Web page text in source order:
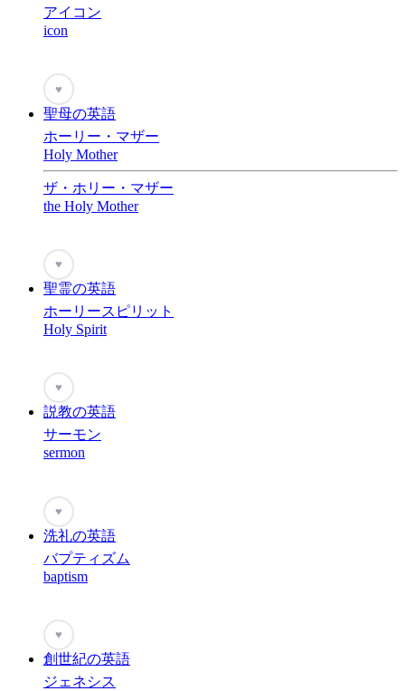
アイコン
icon
♥
聖母の英語
ホーリー・マザー
Holy Mother
ザ・ホリー・マザー
the Holy Mother
♥
聖霊の英語
ホーリースピリット
Holy Spirit
♥
説教の英語
サーモン
sermon
♥
洗礼の英語
バプティズム
baptism
♥
創世紀の英語
ジェネシス